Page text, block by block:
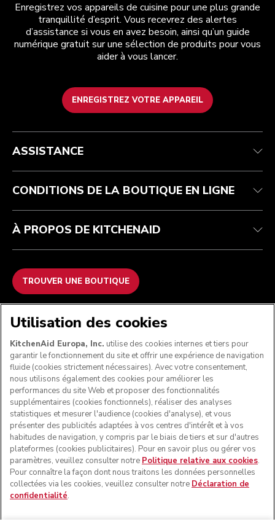
Enregistrez vos appareils de cuisine pour une plus grande
tranquillité d’esprit. Vous recevrez des alertes
d’assistance si vous en avez besoin, ainsi qu’un guide
numérique gratuit sur une sélection de produits pour vous
aider à vous lancer.
ENREGISTREZ VOTRE APPAREIL
Service après-vente
Garantie et documents
Contactez-nous
Conditions générales de vente
Retours et remboursements
Imprint
ODR
La marque
Trouver une boutique
ASSISTANCE
CONDITIONS DE LA BOUTIQUE EN LIGNE
À PROPOS DE KITCHENAID
TROUVER UNE BOUTIQUE
NOUS ACCEPTONS
SUIVEZ-NOUS
Utilisation des cookies
KitchenAid Europa, Inc. utilise des cookies internes et tiers pour
garantir le fonctionnement du site et offrir une expérience de navigation
fluide (cookies strictement nécessaires). Avec votre consentement,
nous utilisons également des cookies pour améliorer les
performances du site Web et proposer des fonctionnalités
supplémentaires (cookies fonctionnels), réaliser des analyses
statistiques et mesurer l'audience (cookies d'analyse), et vous
présenter des publicités adaptées à vos centres d'intérêt et à vos
habitudes de navigation, y compris par le biais de tiers et sur d'autres
plateformes (cookies publicitaires). Pour en savoir plus ou gérer vos
paramètres, veuillez consulter notre Politique relative aux cookies.
Pour connaître la façon dont nous traitons les données personnelles
collectées via les cookies, veuillez consulter notre Déclaration de
confidentialité.